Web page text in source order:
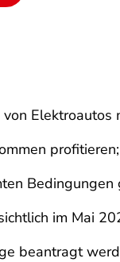
Bedingungen
im Mai
beantragt